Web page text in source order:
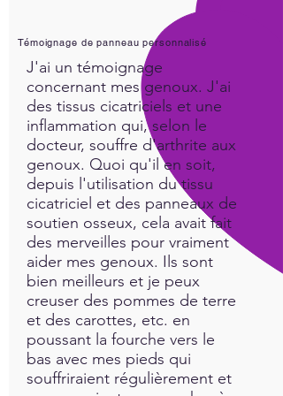
Infinity while settling in for the
night. You will begin to results
immediately.
Healthy Sleep Tips
1. Set your Biological Clock -
Stick to a sleep schedule of
the same bedtime and wake
up times,even on weekends.
2. Maintain same Sleep
Rituals- Practice a relaxing
routine activity such as a
warm epsom salt bath with a
calming essential oil or read a
book.
3. Create a relaxing, sleep
promoting bedroom with a
Témoignage de panneau personnalisé
J'ai un témoignage
concernant mes genoux. J'ai
des tissus cicatriciels et une
inflammation qui, selon le
docteur, souffre d'arthrite aux
genoux. Quoi qu'il en soit,
depuis l'utilisation du tissu
cicatriciel et des panneaux de
soutien osseux, cela avait fait
des merveilles pour vraiment
aider mes genoux. Ils sont
bien meilleurs et je peux
creuser des pommes de terre
et des carottes, etc. en
poussant la fourche vers le
bas avec mes pieds qui
souffriraient régulièrement et